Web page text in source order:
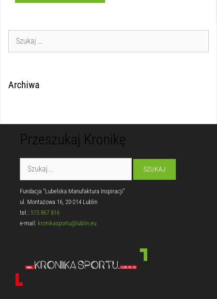
Archiwa
Przeszukaj Kronikę
Fundacja "Lubelska Manufaktura Inspiracji"
ul. Montażowa 16, 20-214 Lublin
tel.: 515 867 816
e-mail: kronikasportu@lublin.eu